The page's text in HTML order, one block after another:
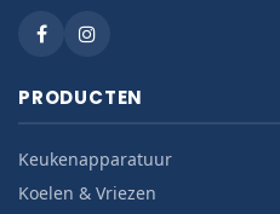
PRODUCTEN
Keukenapparatuur
Koelen & Vriezen